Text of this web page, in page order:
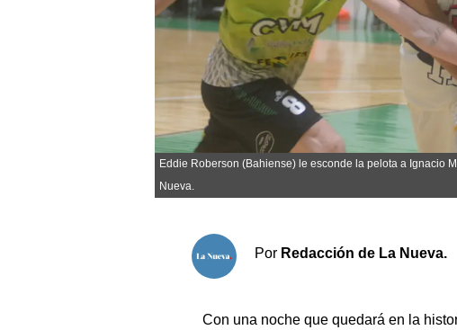
Sociedad y tiempo libre
Turismo
Salud
Es viral
El tiempo
Cartón Lleno
Fúnebres
Horóscopo
Suplementos
Eddie Roberson (Bahiense) le esconde la pelota a Ignacio
Nueva.
Por Redacción de La Nueva.
Con una noche que quedará en la